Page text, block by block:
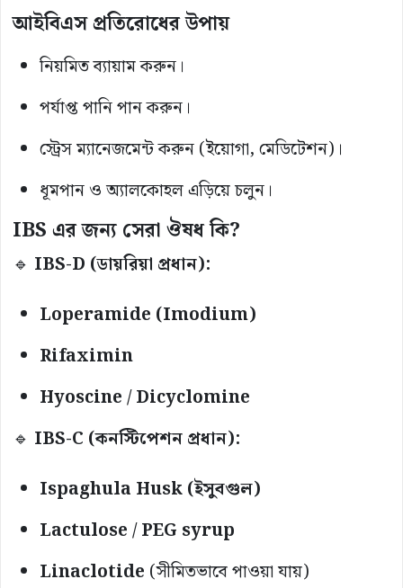
আইবিএস প্রতিরোধের উপায়
নিয়মিত ব্যায়াম করুন।
পর্যাপ্ত পানি পান করুন।
স্ট্রেস ম্যানেজমেন্ট করুন (ইয়োগা, মেডিটেশন)।
ধূমপান ও অ্যালকোহল এড়িয়ে চলুন।
IBS এর জন্য সেরা ঔষধ কি?
🔹 IBS-D (ডায়রিয়া প্রধান):
Loperamide (Imodium)
Rifaximin
Hyoscine / Dicyclomine
🔹 IBS-C (কনস্টিপেশন প্রধান):
Ispaghula Husk (ইসুবগুল)
Lactulose / PEG syrup
Linaclotide (সীমিতভাবে পাওয়া যায়)